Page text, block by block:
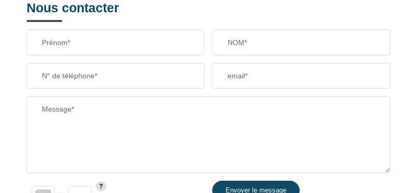
Nous contacter
Prénom* NOM*
N° de téléphone* email*
Message*
Envoyer le message